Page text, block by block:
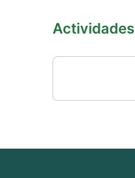
Actividades